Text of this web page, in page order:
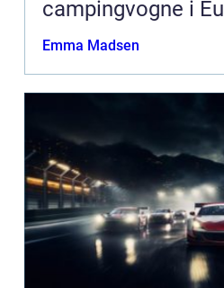
campingvogne i
Emma Madsen